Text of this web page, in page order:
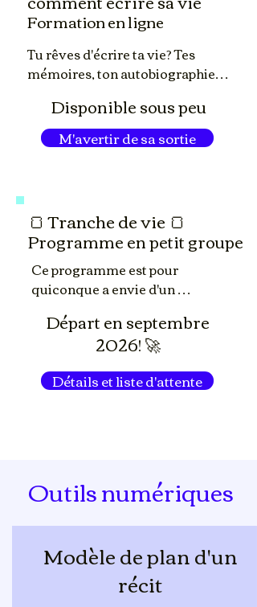
formation complète mais
abordable t'aidera à avoir une
vision plus large de tout ce que
ça prend pour mener ton projet
d'écriture à la ligne d'arrivée.
Formation en ligne
Tu rêves d'écrire ta vie? Tes
mémoires, ton autobiographie,
Cette formation t'aidera à bien
démarrer (ou à mieux
Disponible sous peu
M'avertir de sa sortie
🍞 Tranche de vie 🍞
Programme en petit groupe
Ce programme est pour
quiconque a envie d'un
sur mesure dans l'écriture d'un
récit de vie (le sien ou celui de
quelqu'un d'autre).
Départ en septembre
2026! 🚀
Détails et liste d'attente
Outils numériques
Modèle de plan d'un
récit